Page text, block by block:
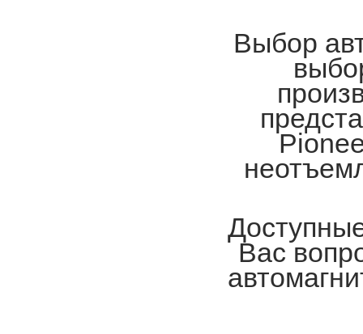
Выбор
Вас